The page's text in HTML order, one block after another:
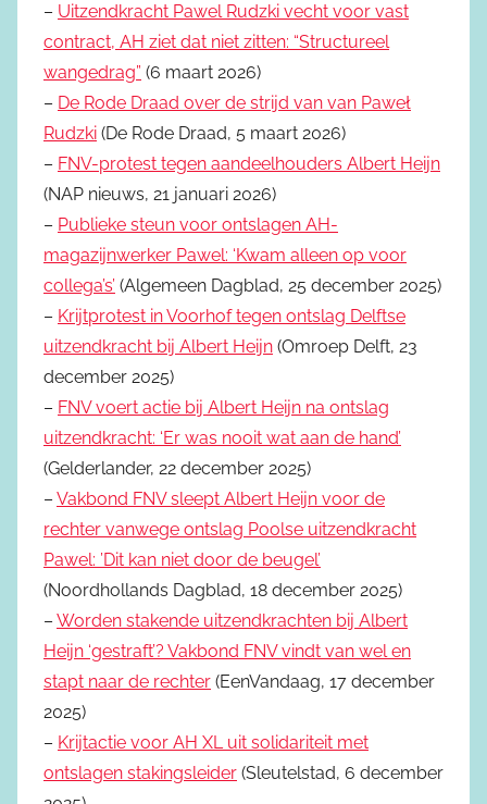
– Uitzendkracht Pawel Rudzki vecht voor vast
contract, AH ziet dat niet zitten: “Structureel
wangedrag” (6 maart 2026)
– De Rode Draad over de strijd van van Paweł
Rudzki (De Rode Draad, 5 maart 2026)
– FNV-protest tegen aandeelhouders Albert Heijn
(NAP nieuws, 21 januari 2026)
– Publieke steun voor ontslagen AH-
magazijnwerker Pawel: ‘Kwam alleen op voor
collega’s’ (Algemeen Dagblad, 25 december 2025)
– Krijtprotest in Voorhof tegen ontslag Delftse
uitzendkracht bij Albert Heijn (Omroep Delft, 23
december 2025)
– FNV voert actie bij Albert Heijn na ontslag
uitzendkracht: ‘Er was nooit wat aan de hand’
(Gelderlander, 22 december 2025)
– Vakbond FNV sleept Albert Heijn voor de
rechter vanwege ontslag Poolse uitzendkracht
Pawel: ’Dit kan niet door de beugel’
(Noordhollands Dagblad, 18 december 2025)
– Worden stakende uitzendkrachten bij Albert
Heijn ‘gestraft’? Vakbond FNV vindt van wel en
stapt naar de rechter (EenVandaag, 17 december
2025)
– Krijtactie voor AH XL uit solidariteit met
ontslagen stakingsleider (Sleutelstad, 6 december